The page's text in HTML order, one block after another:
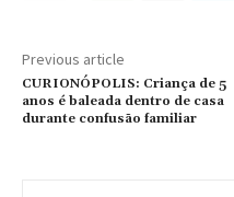
Previous article
CURIONÓPOLIS: Criança de 5
anos é baleada dentro de casa
durante confusão familiar